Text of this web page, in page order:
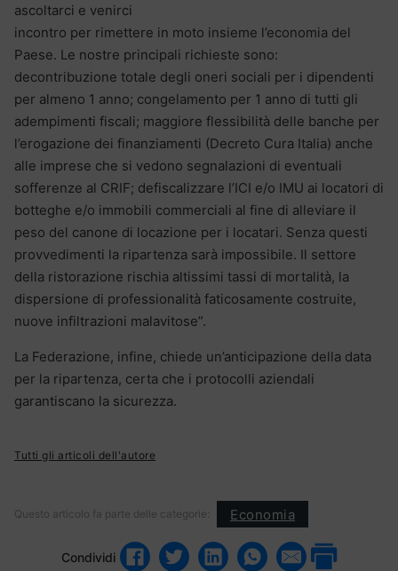
ascoltarci e venirci
incontro per rimettere in moto insieme l’economia del
Paese. Le nostre principali richieste sono:
decontribuzione totale degli oneri sociali per i dipendenti
per almeno 1 anno; congelamento per 1 anno di tutti gli
adempimenti fiscali; maggiore flessibilità delle banche per
l’erogazione dei finanziamenti (Decreto Cura Italia) anche
alle imprese che si vedono segnalazioni di eventuali
sofferenze al CRIF; defiscalizzare l’ICI e/o IMU ai locatori di
botteghe e/o immobili commerciali al fine di alleviare il
peso del canone di locazione per i locatari. Senza questi
provvedimenti la ripartenza sarà impossibile. Il settore
della ristorazione rischia altissimi tassi di mortalità, la
dispersione di professionalità faticosamente costruite,
nuove infiltrazioni malavitose”.
La Federazione, infine, chiede un’anticipazione della data
per la ripartenza, certa che i protocolli aziendali
garantiscano la sicurezza.
Tutti gli articoli dell'autore
Questo articolo fa parte delle categorie: Economia
Condividi